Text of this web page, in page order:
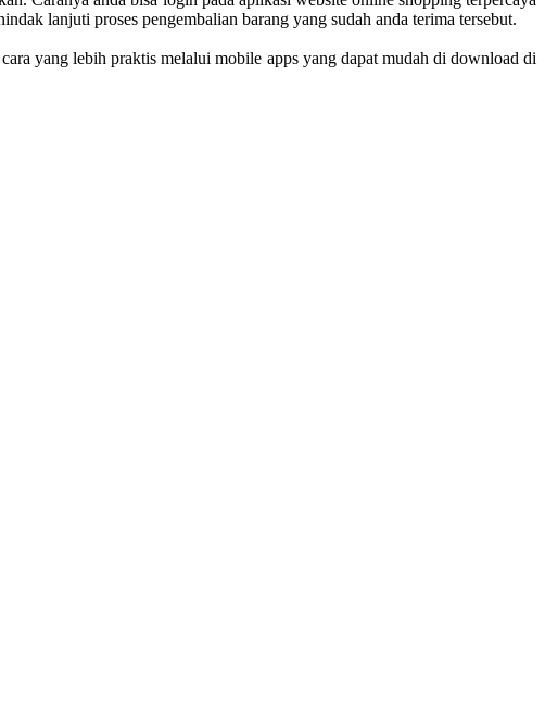
lanjuti proses pengembalian barang yang sudah anda terima tersebut.
yang lebih praktis melalui mobile apps yang dapat mudah di download di